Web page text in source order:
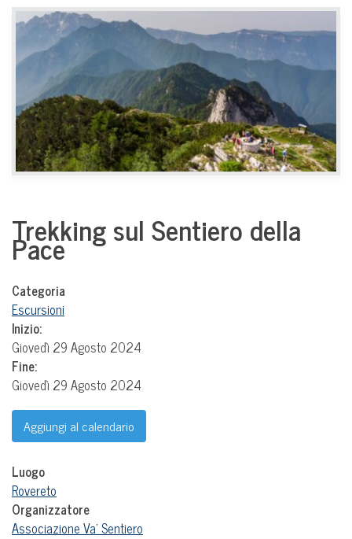
Trekking sul Sentiero della
Pace
Categoria
Escursioni
Inizio:
Giovedì 29 Agosto 2024
Fine:
Giovedì 29 Agosto 2024
Aggiungi al calendario
Luogo
Rovereto
Organizzatore
Associazione Va' Sentiero